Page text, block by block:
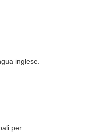
inglese.
per